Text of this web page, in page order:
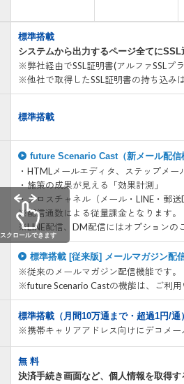
標準搭載
システムから出力するページ全てに
※弊社経由でSSL証明書(アルファSSLプ
※他社で取得したSSL証明書の持ち込み
標準搭載
future Scenario Cast（新メール配信
・HTMLメールエディタ、ステップメ
・施策の成果が見える「効果計測」
・クロスチャネル（メール・LINE・郵
※配信通数による従量課金となります。
※LINE配信、DM配信にはオプションの
標準搭載 [従来版] メールマガジン配
※従来のメールマガジン配信機能です。
※future Scenario Castの機能は、ご利
標準搭載（月間10万通まで・超過1円/通
※携帯キャリアアドレス向けにデコメー
無 料
決済手続き画面など、個人情報を取得
スクロールできます